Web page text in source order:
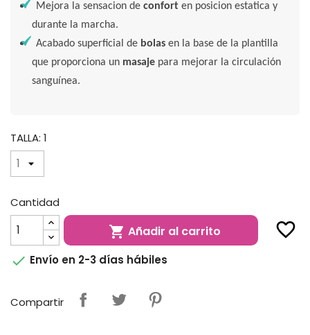
Mejora la sensacion deconfort en posicion estatica y
durante la marcha.
Acabado superficial de bolas en la base de la plantilla
que proporciona un masaje para mejorar la circulación
sanguínea.
TALLA: 1
Cantidad
 Añadir al carrito favorite_border
 Envío en 2-3 días hábiles
Compartir